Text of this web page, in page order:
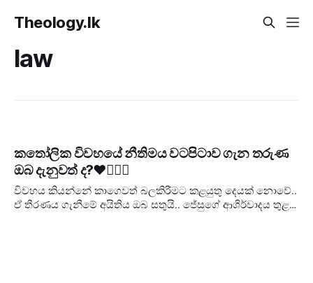
Theology.lk
law
කතෝලික විවහයේ නීතිමය වටපිටාව ගැන තරුණ
ඔබ දැනුවත් ද?❤️👩‍❤️‍👨
විවහය කියන්නේ කාගෙවත් බලකිරීමට කළයුතු දෙයක් නොවේ..
ඒ තීරණය ගැනීමේ අයිතිය ඔබ සතුයි.. ජේසුගේ ආශිර්වාදය තුළ